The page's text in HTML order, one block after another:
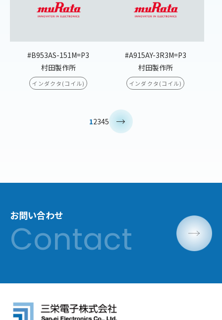
#B953AS-151M=P3
村田製作所
インダクタ(コイル)
#A915AY-3R3M=P3
村田製作所
インダクタ(コイル)
12345
お問い合わせ